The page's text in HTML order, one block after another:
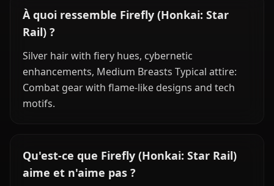
À quoi ressemble Firefly (Honkai: Star
Rail) ?
Silver hair with fiery hues, cybernetic
enhancements, Medium Breasts Typical attire:
Combat gear with flame-like designs and tech
motifs.
Qu'est-ce que Firefly (Honkai: Star Rail)
aime et n'aime pas ?